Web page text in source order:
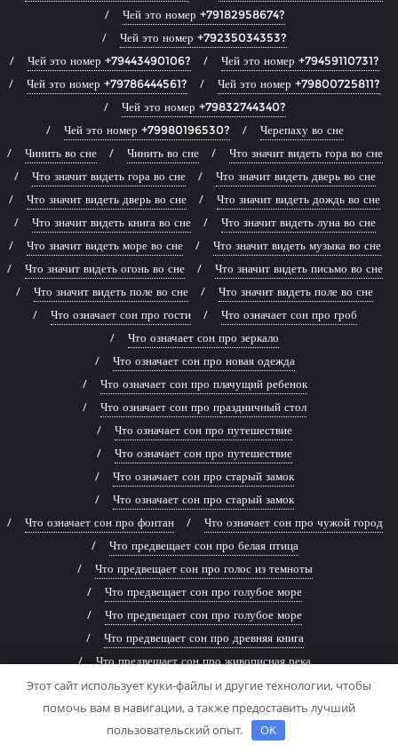
Чей это номер +79182958674?
Чей это номер +79235034353?
Чей это номер +79443490106?
Чей это номер +79459110731?
Чей это номер +79786444561?
Чей это номер +79800725811?
Чей это номер +79832744340?
Чей это номер +79980196530?
Черепаху во сне
Чинить во сне
Чинить во сне
Что значит видеть гора во сне
Что значит видеть гора во сне
Что значит видеть дверь во сне
Что значит видеть дверь во сне
Что значит видеть дождь во сне
Что значит видеть книга во сне
Что значит видеть луна во сне
Что значит видеть море во сне
Что значит видеть музыка во сне
Что значит видеть огонь во сне
Что значит видеть письмо во сне
Что значит видеть поле во сне
Что значит видеть поле во сне
Что означает сон про гости
Что означает сон про гроб
Что означает сон про зеркало
Что означает сон про новая одежда
Что означает сон про плачущий ребенок
Что означает сон про праздничный стол
Что означает сон про путешествие
Что означает сон про путешествие
Что означает сон про старый замок
Что означает сон про старый замок
Что означает сон про фонтан
Что означает сон про чужой город
Что предвещает сон про белая птица
Что предвещает сон про голос из темноты
Что предвещает сон про голубое море
Что предвещает сон про голубое море
Что предвещает сон про древняя книга
Что предвещает сон про живописная река
Что предвещает сон про заброшенный дом
Что предвещает сон про заброшенный дом
Что предвещает сон про змей
Этот сайт использует куки-файлы и другие технологии, чтобы
помочь вам в навигации, а также предоставить лучший
пользовательский опыт.
OK